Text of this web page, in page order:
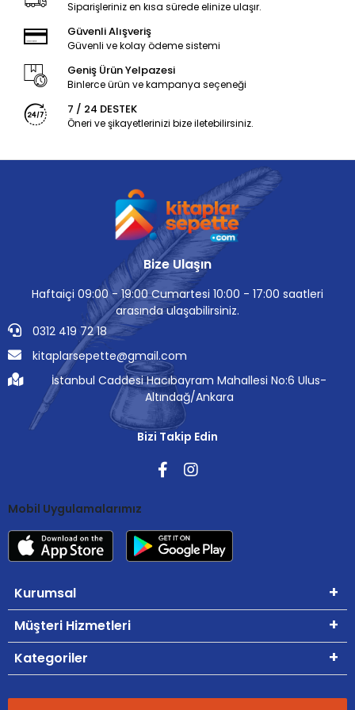
Siparişleriniz en kısa sürede elinize ulaşır.
Güvenli Alışveriş
Güvenli ve kolay ödeme sistemi
Geniş Ürün Yelpazesi
Binlerce ürün ve kampanya seçeneği
7 / 24 DESTEK
Öneri ve şikayetlerinizi bize iletebilirsiniz.
Bize Ulaşın
Haftaiçi 09:00 - 19:00 Cumartesi 10:00 - 17:00 saatleri
arasında ulaşabilirsiniz.
0312 419 72 18
kitaplarsepette@gmail.com
İstanbul Caddesi Hacıbayram Mahallesi No:6 Ulus-
Altındağ/Ankara
Bizi Takip Edin
Mobil Uygulamalarımız
Kurumsal
Müşteri Hizmetleri
Kategoriler